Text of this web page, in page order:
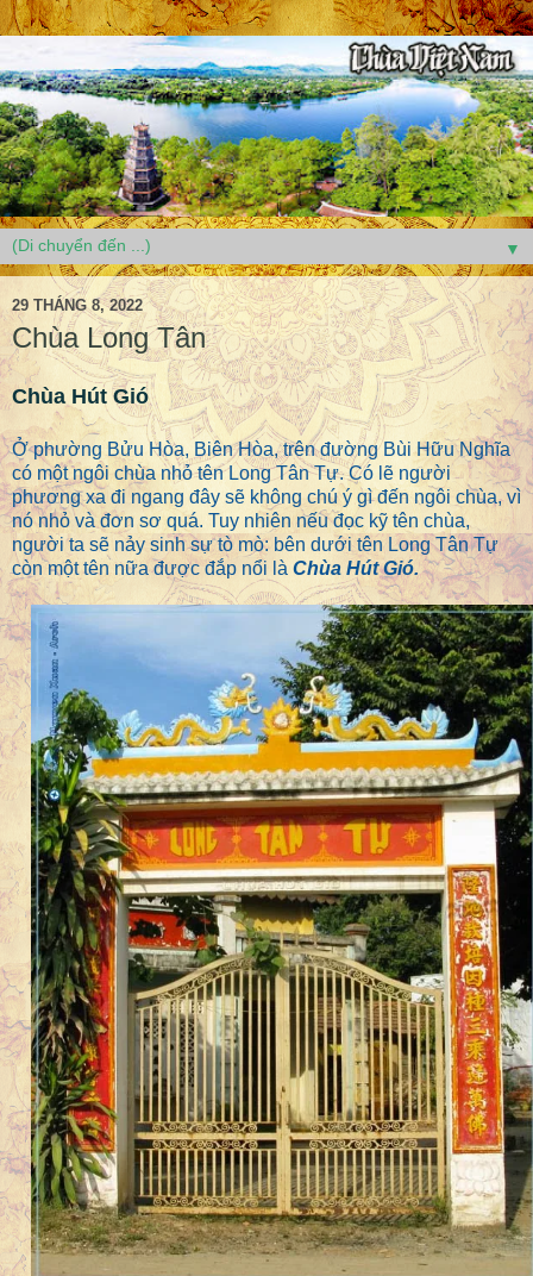
▼
29 THÁNG 8, 2022
Chùa Long Tân
Chùa Hút Gió
Ở phường Bửu Hòa, Biên Hòa, trên đường Bùi Hữu Nghĩa
có một ngôi chùa nhỏ tên Long Tân Tự. Có lẽ người
phương xa đi ngang đây sẽ không chú ý gì đến ngôi chùa, vì
nó nhỏ và đơn sơ quá. Tuy nhiên nếu đọc kỹ tên chùa,
người ta sẽ nảy sinh sự tò mò: bên dưới tên Long Tân Tự
còn một tên nữa được đắp nổi là Chùa Hút Gió.